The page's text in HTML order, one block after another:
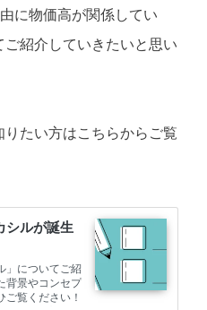
に物価高が関係してい
紹介していきたいと思い
たい方はこちらからご覧